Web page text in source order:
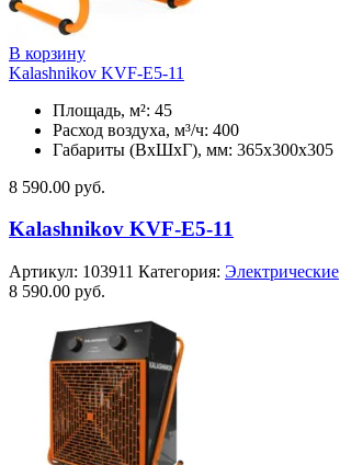
В корзину
Kalashnikov KVF-E5-11
Площадь, м²: 45
Расход воздуха, м³/ч: 400
Габариты (ВхШхГ), мм: 365x300x305
8 590.00 руб.
Kalashnikov KVF-E5-11
Артикул: 103911 Категория: Электрические
8 590.00 руб.